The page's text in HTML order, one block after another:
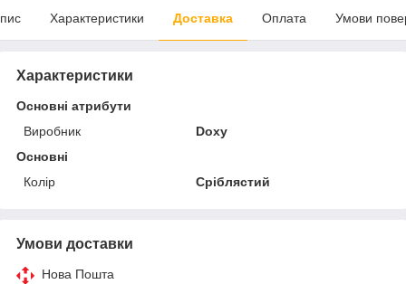
Характеристики Доставка Оплата Умови
Характеристики
Основні атрибути
Виробник
Doxy
Основні
Колір
Сріблястий
Умови доставки
Нова Пошта